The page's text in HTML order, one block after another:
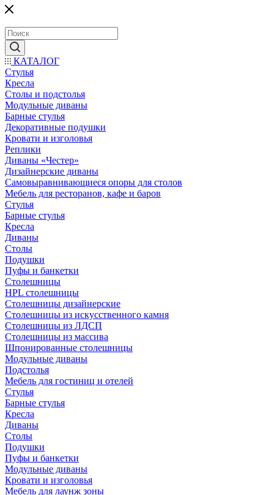
КАТАЛОГ
Стулья
Кресла
Столы и подстолья
Модульные диваны
Барные стулья
Декоративные подушки
Кровати и изголовья
Реплики
Диваны «Честер»
Дизайнерские диваны
Самовыравнивающиеся опоры для столов
Мебель для ресторанов, кафе и баров
Стулья
Барные стулья
Кресла
Диваны
Столы
Подушки
Пуфы и банкетки
Столешницы
HPL столешницы
Столешницы дизайнерские
Столешницы из искусственного камня
Столешницы из ЛДСП
Столешницы из массива
Шпонированные столешницы
Модульные диваны
Подстолья
Мебель для гостиниц и отелей
Стулья
Барные стулья
Кресла
Диваны
Столы
Подушки
Пуфы и банкетки
Модульные диваны
Кровати и изголовья
Мебель для лаунж зоны